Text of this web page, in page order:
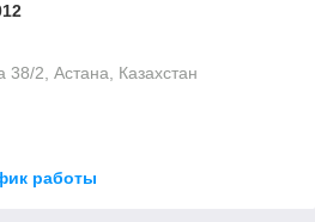
2, Астана, Казахстан
работы